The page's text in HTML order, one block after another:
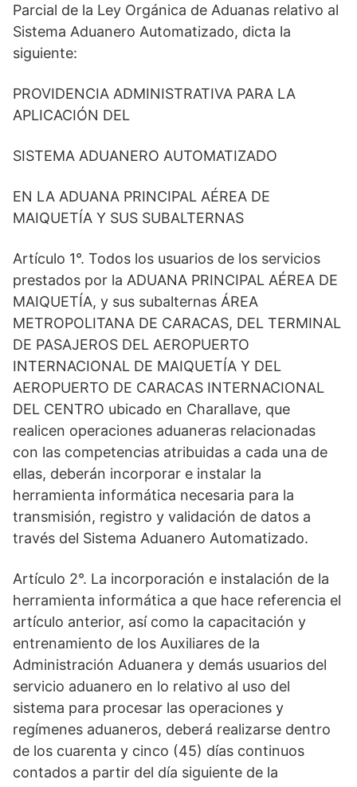
Parcial de la Ley Orgánica de Aduanas relativo al
Sistema Aduanero Automatizado, dicta la
siguiente:
PROVIDENCIA ADMINISTRATIVA PARA LA
APLICACIÓN DEL
SISTEMA ADUANERO AUTOMATIZADO
EN LA ADUANA PRINCIPAL AÉREA DE
MAIQUETÍA Y SUS SUBALTERNAS
Artículo 1°. Todos los usuarios de los servicios
prestados por la ADUANA PRINCIPAL AÉREA DE
MAIQUETÍA, y sus subalternas ÁREA
METROPOLITANA DE CARACAS, DEL TERMINAL
DE PASAJEROS DEL AEROPUERTO
INTERNACIONAL DE MAIQUETÍA Y DEL
AEROPUERTO DE CARACAS INTERNACIONAL
DEL CENTRO ubicado en Charallave, que
realicen operaciones aduaneras relacionadas
con las competencias atribuidas a cada una de
ellas, deberán incorporar e instalar la
herramienta informática necesaria para la
transmisión, registro y validación de datos a
través del Sistema Aduanero Automatizado.
Artículo 2°. La incorporación e instalación de la
herramienta informática a que hace referencia el
artículo anterior, así como la capacitación y
entrenamiento de los Auxiliares de la
Administración Aduanera y demás usuarios del
servicio aduanero en lo relativo al uso del
sistema para procesar las operaciones y
regímenes aduaneros, deberá realizarse dentro
de los cuarenta y cinco (45) días continuos
contados a partir del día siguiente de la